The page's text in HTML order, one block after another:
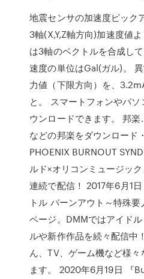
地震センサの加速度ピック
3軸(X,Y,Z軸方向)加速度値
は3軸のベクトルを合成し
速度の単位はGal(ガル)。
力値（下限方向）を、
と。 スマートフォンやパ
ウンロードできます。 邦楽
などの邦楽をダウンロード
PHOENIX BURNOUT
ルド×オリコンミュージッ
連続で配信！ 2017年6月1
トル バーンアウト～特殊
ページ。DMMではアイド
ルや新作作品を続々配信中
ん、TV、ゲーム機など様々
ます。 2020年6月19日 『